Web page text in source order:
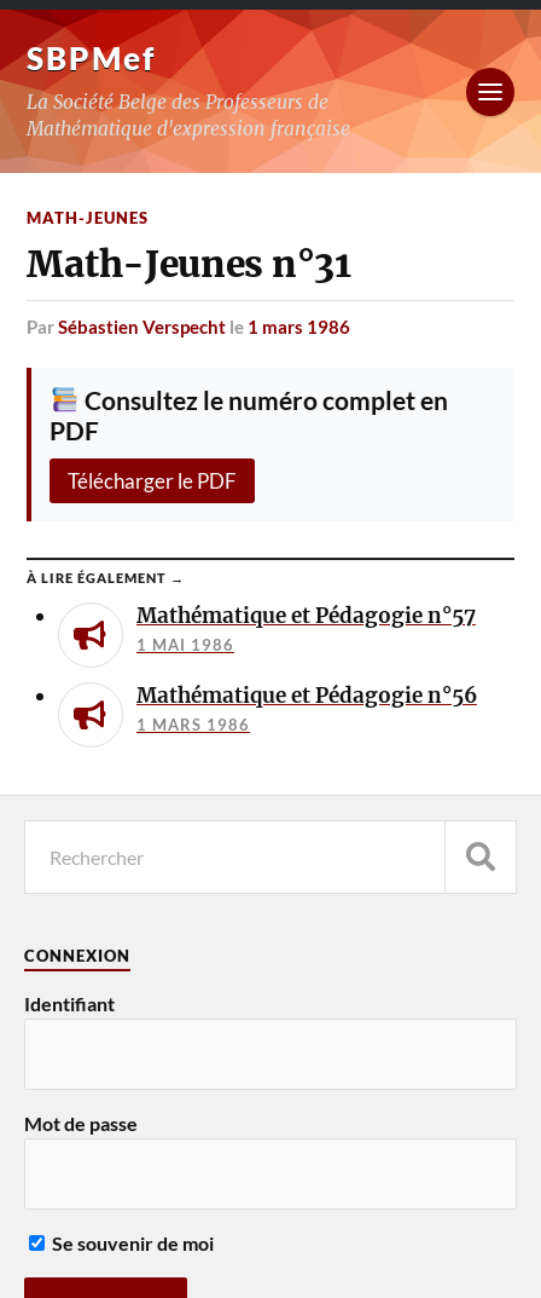
SBPMef
La Société Belge des Professeurs de
Mathématique d'expression française
MATH-JEUNES
Math-Jeunes n°31
parSébastien Verspecht le 1 mars 1986
Consultez le numéro complet en
PDF
Télécharger le PDF
À LIRE ÉGALEMENT →
Mathématique et Pédagogie n°57
1 MAI 1986
Mathématique et Pédagogie n°56
1 MARS 1986
CONNEXION
Identifiant
Mot de passe
Se souvenir de moi